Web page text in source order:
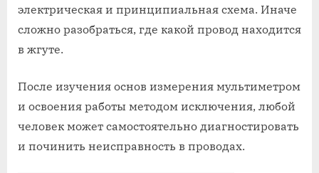
электрическая и принципиальная схема. Иначе
сложно разобраться, где какой провод находится
в жгуте.
После изучения основ измерения мультиметром
и освоения работы методом исключения, любой
человек может самостоятельно диагностировать
и починить неисправность в проводах.